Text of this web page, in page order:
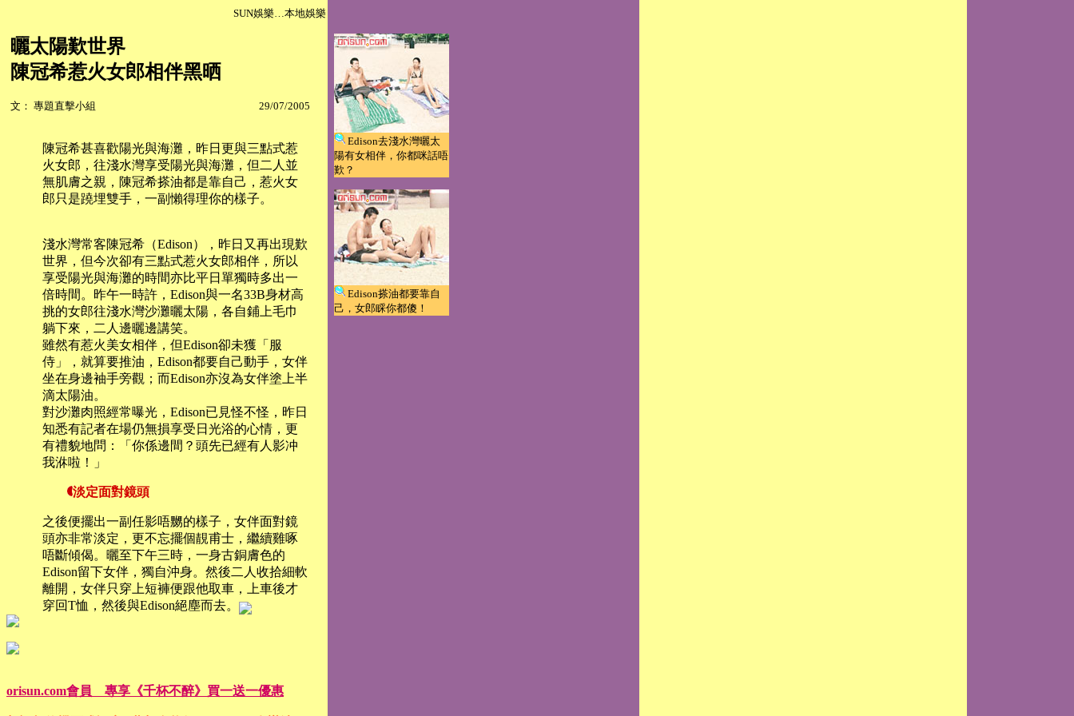
SUN娛樂…本地娛樂
曬太陽歎世界
陳冠希惹火女郎相伴黑晒
文： 專題直擊小組 29/07/2005
陳冠希甚喜歡陽光與海灘，昨日更與三點式惹
火女郎，往淺水灣享受陽光與海灘，但二人並
無肌膚之親，陳冠希搽油都是靠自己，惹火女
郎只是蹺埋雙手，一副懶得理你的樣子。
淺水灣常客陳冠希（Edison），昨日又再出現歎
世界，但今次卻有三點式惹火女郎相伴，所以
享受陽光與海灘的時間亦比平日單獨時多出一
倍時間。昨午一時許，Edison與一名33B身材高
挑的女郎往淺水灣沙灘曬太陽，各自鋪上毛巾
躺下來，二人邊曬邊講笑。
雖然有惹火美女相伴，但Edison卻未獲「服
侍」，就算要推油，Edison都要自己動手，女伴
坐在身邊袖手旁觀；而Edison亦沒為女伴塗上半
滴太陽油。
對沙灘肉照經常曝光，Edison已見怪不怪，昨日
知悉有記者在場仍無損享受日光浴的心情，更
有禮貌地問：「你係邊間？頭先已經有人影冲
我㳜啦！」
淡定面對鏡頭
之後便擺出一副任影唔嬲的樣子，女伴面對鏡
頭亦非常淡定，更不忘擺個靚甫士，繼續雞啄
唔斷傾偈。曬至下午三時，一身古銅膚色的
Edison留下女伴，獨自沖身。然後二人收拾細軟
離開，女伴只穿上短褲便跟他取車，上車後才
穿回T恤，然後與Edison絕塵而去。
Edison去淺水灣曬太
陽有女相伴，你都咪話唔
歎？
Edison搽油都要靠自
己，女郎睬你都傻！
orisun.com會員 專享《千杯不醉》買一送一優惠